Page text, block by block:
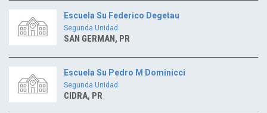
Escuela Su Federico Degetau
Segunda Unidad
SAN GERMAN, PR
Escuela Su Pedro M Dominicci
Segunda Unidad
CIDRA, PR